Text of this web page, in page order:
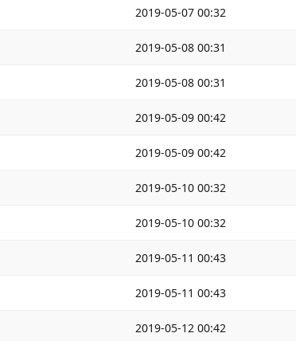
2019-05-07 00:32
2019-05-08 00:31
2019-05-08 00:31
2019-05-09 00:42
2019-05-09 00:42
2019-05-10 00:32
2019-05-10 00:32
2019-05-11 00:43
2019-05-11 00:43
2019-05-12 00:42